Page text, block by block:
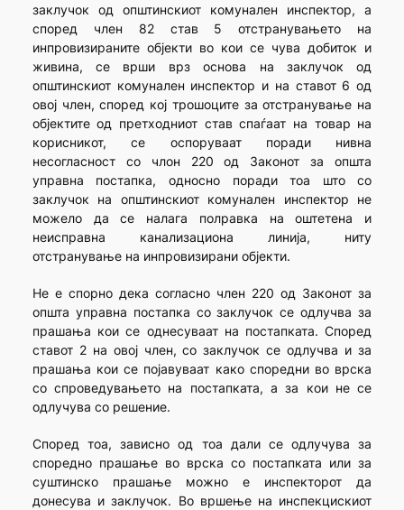
заклучок од општинскиот комунален инспектор, а
според член 82 став 5 отстранувањето на
инпровизираните објекти во кои се чува добиток и
живина, се врши врз основа на заклучок од
општинскиот комунален инспектор и на ставот 6 од
овој член, според кој трошоците за отстранување на
објектите од претходниот став спаѓаат на товар на
корисникот, се оспоруваат поради нивна
несогласност со члон 220 од Законот за општа
управна постапка, односно поради тоа што со
заклучок на општинскиот комунален инспектор не
можело да се налага полравка на оштетена и
неисправна канализациона линија, ниту
отстранување на инпровизирани објекти.
Не е спорно дека согласно член 220 од Законот за
општа управна постапка со заклучок се одлучва за
прашања кои се однесуваат на постапката. Според
ставот 2 на овој член, со заклучок се одлучва и за
прашања кои се појавуваат како споредни во врска
со спроведувањето на постапката, а за кои не се
одлучува со решение.
Според тоа, зависно од тоа дали се одлучува за
споредно прашање во врска со постапката или за
суштинско прашање можно е инспекторот да
донесува и заклучок. Во вршење на инспекцискиот